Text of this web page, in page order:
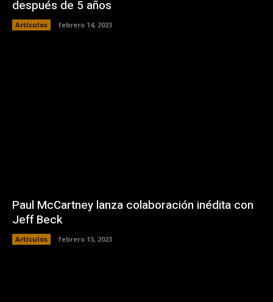
después de 5 años
Artículos febrero 14, 2023
Paul McCartney lanza colaboración inédita con
Jeff Beck
Artículos febrero 13, 2023